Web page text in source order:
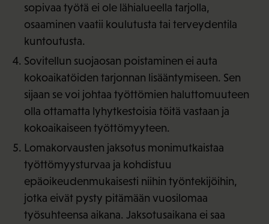
sopivaa työtä ei ole lähialueella tarjolla,
osaaminen vaatii koulutusta tai terveydentila
kuntoutusta.
Sovitellun suojaosan poistaminen ei auta
kokoaikatöiden tarjonnan lisääntymiseen. Sen
sijaan se voi johtaa työttömien haluttomuuteen
olla ottamatta lyhytkestoisia töitä vastaan ja
kokoaikaiseen työttömyyteen.
Lomakorvausten jaksotus monimutkaistaa
työttömyysturvaa ja kohdistuu
epäoikeudenmukaisesti niihin työntekijöihin,
jotka eivät pysty pitämään vuosilomaa
työsuhteensa aikana. Jaksotusaikana ei saa